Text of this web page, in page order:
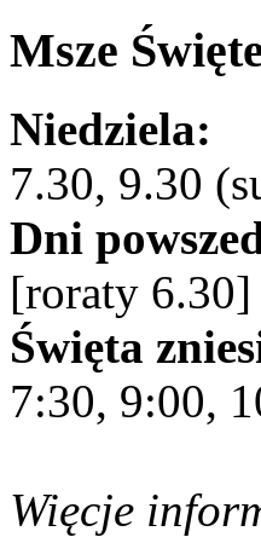
Msze
Niedziela:
7.30, 9.30
Dni
[roraty
Święta
7:30, 9:00,
Więcje